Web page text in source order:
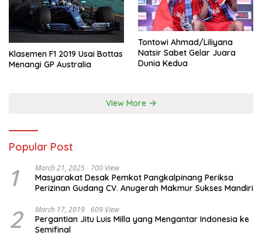
Klasemen F1 2019 Usai Bottas
Menangi GP Australia
Tontowi Ahmad/Liliyana
Natsir Sabet Gelar Juara
Dunia Kedua
View More
Popular Post
1 March 21, 2025 700 View
Masyarakat Desak Pemkot Pangkalpinang Periksa
Perizinan Gudang CV. Anugerah Makmur Sukses Mandiri
2 March 17, 2019 609 View
Pergantian Jitu Luis Milla yang Mengantar Indonesia ke
Semifinal